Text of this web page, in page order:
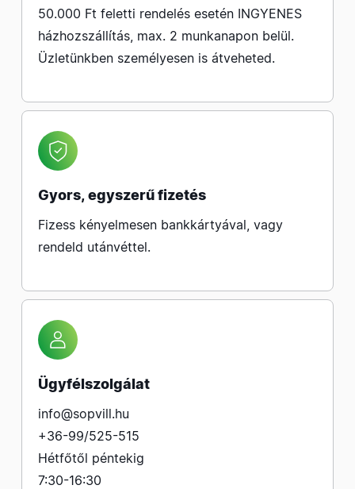
50.000 Ft feletti rendelés esetén INGYENES
házhozszállítás, max. 2 munkanapon belül.
Üzletünkben személyesen is átveheted.
Gyors, egyszerű fizetés
Fizess kényelmesen bankkártyával, vagy
rendeld utánvéttel.
Ügyfélszolgálat
info@sopvill.hu
+36-99/525-515
Hétfőtől péntekig
7:30-16:30